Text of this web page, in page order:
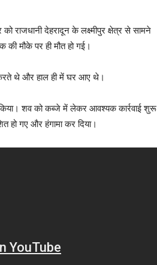
राजधानी देहरादून के लक्ष्मीपुर क्षेत्र से सामने
मौके पर ही मौत हो गई।
थे और हाल ही में घर आए थे।
शव को कब्जे में लेकर आवश्यक कार्रवाई शुरू
हो गए और हंगामा कर दिया।